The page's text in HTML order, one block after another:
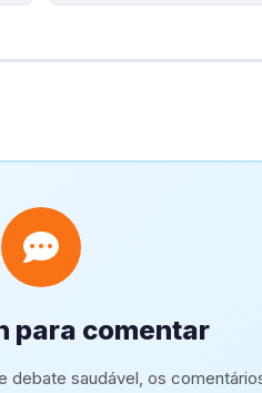
para comentar
debate saudável, os